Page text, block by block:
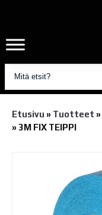
Etusivu » Tuotteet »
» 3M FIX TEIPPI